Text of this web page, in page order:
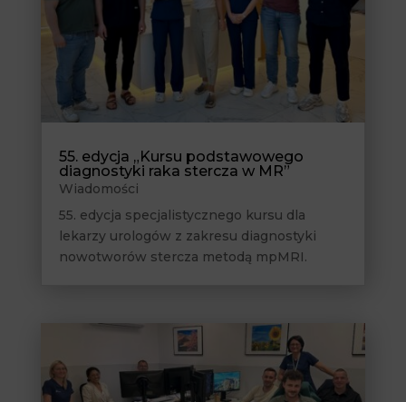
55. edycja „Kursu podstawowego
diagnostyki raka stercza w MR”
Wiadomości
55. edycja specjalistycznego kursu dla
lekarzy urologów z zakresu diagnostyki
nowotworów stercza metodą mpMRI.